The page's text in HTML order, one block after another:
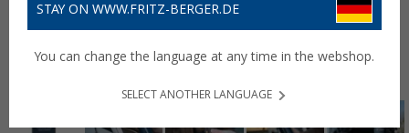
STAY ON WWW.FRITZ-BERGER.DE
You can change the language at any time in the webshop.
SELECT ANOTHER LANGUAGE